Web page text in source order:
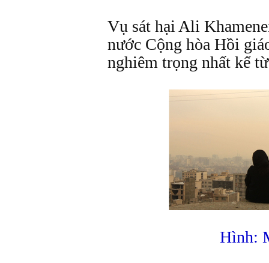
Vụ sát hại Ali
nước Cộng hòa Hồi
nghiêm trọng nhất kể
Hình: